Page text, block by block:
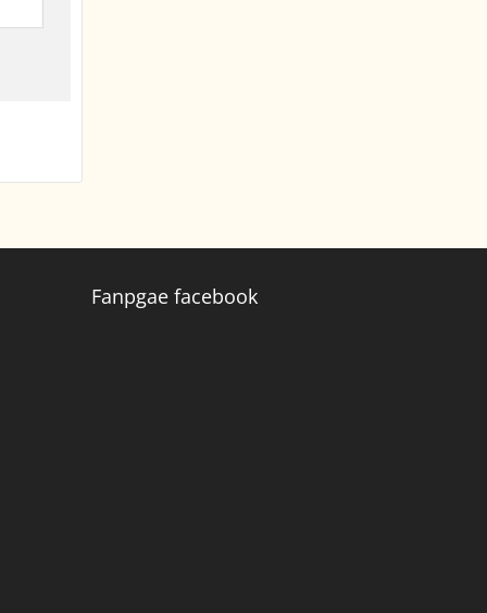
Fanpgae facebook